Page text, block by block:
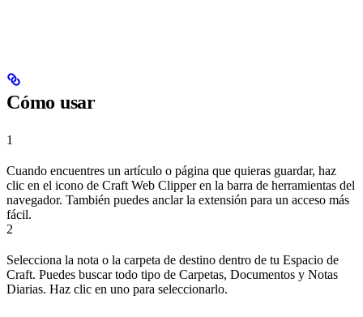
Cómo usar
1
Cuando encuentres un artículo o página que quieras guardar, haz
clic en el icono de Craft Web Clipper en la barra de herramientas del
navegador. También puedes anclar la extensión para un acceso más
fácil.
2
Selecciona la nota o la carpeta de destino dentro de tu Espacio de
Craft. Puedes buscar todo tipo de Carpetas, Documentos y Notas
Diarias. Haz clic en uno para seleccionarlo.